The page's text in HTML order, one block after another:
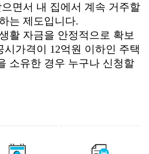
면서 내 집에서 계속 거주할
는 제도입니다.
활 자금을 안정적으로 확보
가격이 12억원 이하인 주택
소유한 경우 누구나 신청할